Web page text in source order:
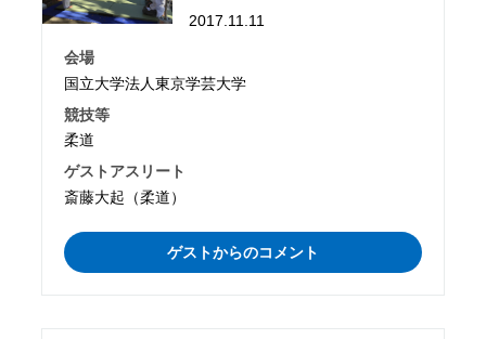
2017.11.11
会場
国立大学法人東京学芸大学
競技等
柔道
ゲストアスリート
斎藤大起（柔道）
ゲストからのコメント